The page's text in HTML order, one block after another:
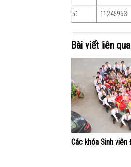
51
11245953
Bài viết liên
Các khóa Sinh viên